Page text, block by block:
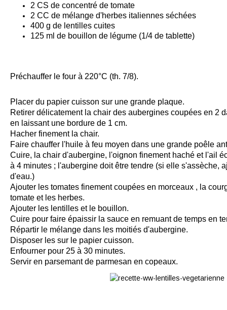
2 CS de concentré de tomate
2 CC de mélange d'herbes italiennes séchées
400 g de lentilles cuites
125 ml de bouillon de légume (1/4 de tablette)
Préchauffer le four à 220°C (th. 7/8).
Placer du papier cuisson sur une grande plaque.
Retirer délicatement la chair des aubergines coupées en 2
en laissant une bordure de 1 cm.
Hacher finement la chair.
Faire chauffer l'huile à feu moyen dans une grande poêle
Cuire, la chair d'aubergine, l'oignon finement haché et l'ail
à 4 minutes ; l'aubergine doit être tendre (si elle s'assèche,
d'eau.)
Ajouter les tomates finement coupées en morceaux , la
tomate et les herbes.
Ajouter les lentilles et le bouillon.
Cuire pour faire épaissir la sauce en remuant de temps en
Répartir le mélange dans les moitiés d'aubergine.
Disposer les sur le papier cuisson.
Enfourner pour 25 à 30 minutes.
Servir en parsemant de parmesan en copeaux.